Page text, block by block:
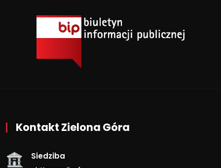
Kontakt Zielona Góra
Siedziba